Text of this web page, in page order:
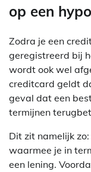
op een
Zodra je een
geregistreerd bij
wordt ook wel
creditcard geldt
geval dat een
termijnen
Dit zit namelijk
waarmee je in
een lening.